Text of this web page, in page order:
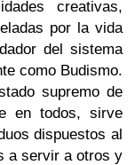
creativas,
por la vida
del sistema
como Budismo.
supremo de
en todos, sirve
dispuestos al
a servir a otros y